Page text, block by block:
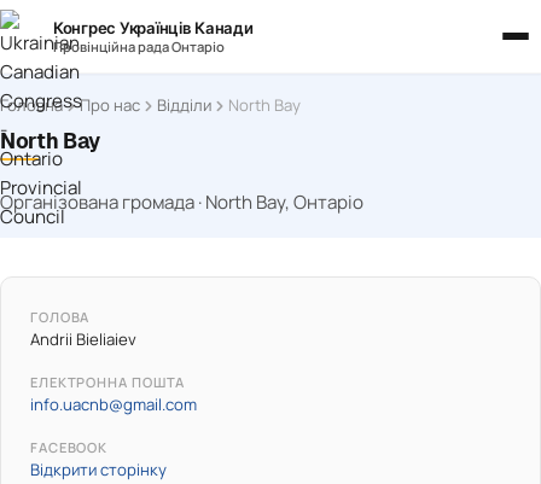
Конгрес Українців Канади
Провінційна рада Онтаріо
Головна Про нас Відділи North Bay
North Bay
Організована громада · North Bay, Онтаріо
ГОЛОВА
Andrii Bieliaiev
ЕЛЕКТРОННА ПОШТА
info.uacnb@gmail.com
FACEBOOK
Відкрити сторінку